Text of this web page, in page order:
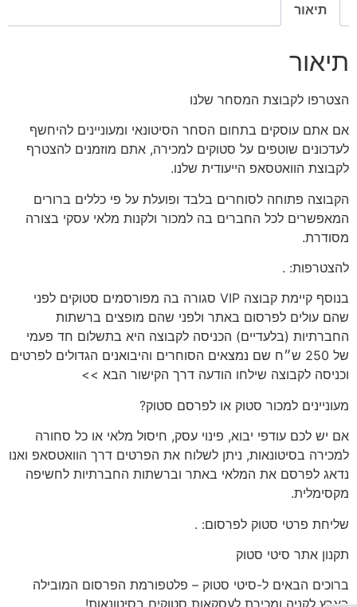
תיאור
תיאור
הצטרפו לקבוצת המסחר שלנו
אם אתם עוסקים בתחום הסחר הסיטונאי ומעוניינים להיחשף
לעדכונים שוטפים על סטוקים למכירה, אתם מוזמנים להצטרף
לקבוצת הוואטסאפ הייעודית שלנו.
הקבוצה פתוחה לסוחרים בלבד ופועלת על פי כללים ברורים
המאפשרים לכל החברים בה למכור ולקנות מלאי עסקי בצורה
מסודרת.
להצטרפות: .
בנוסף קיימת קבוצה VIP סגורה בה מפורסמים סטוקים לפני
שהם עולים לפרסום באתר ולפני שהם מופצים ברשתות
החברתיות (בלעדיים) הכניסה לקבוצה היא בתשלום חד פעמי
של 250 ש״ח שם נמצאים הסוחרים והיבואנים הגדולים לפרטים
וכניסה לקבוצה שילחו הודעה דרך הקישור הבא >>
מעוניינים למכור סטוק או לפרסם סטוק?
אם יש לכם עודפי יבוא, פינוי עסק, חיסול מלאי או כל סחורה
למכירה בסיטונאות, ניתן לשלוח את הפרטים דרך הוואטסאפ ואנו
נדאג לפרסם את המלאי באתר וברשתות החברתיות לחשיפה
מקסימלית.
שליחת פרטי סטוק לפרסום: .
תקנון אתר סיטי סטוק
ברוכים הבאים ל-סיטי סטוק – פלטפורמת הפרסום המובילה